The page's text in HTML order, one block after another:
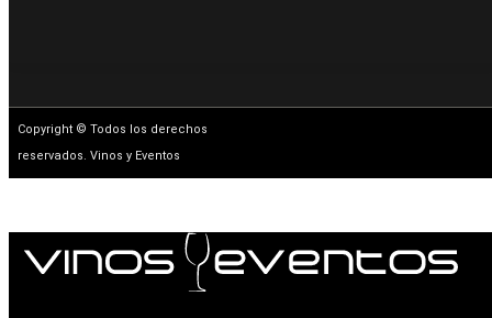
Copyright © Todos los derechos
reservados. Vinos y Eventos